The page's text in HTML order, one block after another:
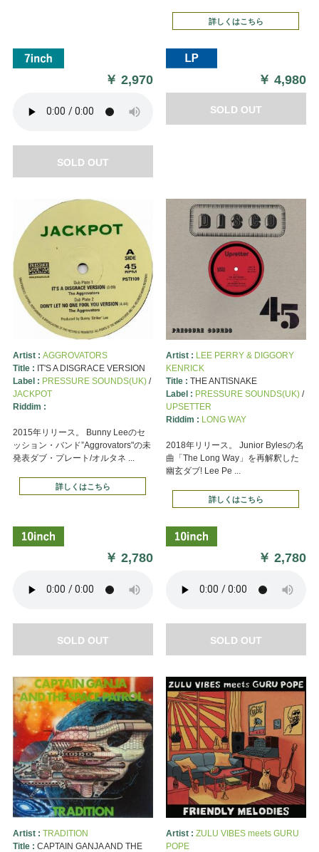
￥2,970
SOLD OUT
詳しくはこちら
￥4,980
SOLD OUT
Artist : AGGROVATORS
Title : IT'S A DISGRACE VERSION
Label : PRESSURE SOUNDS(UK)/
JACKPOT
Riddim :
2015年リリース。 Bunny Leeのセ
ッション・バンド”Aggrovators"の未
発表ダブ・プレート/オルタネ ...
詳しくはこちら
￥2,780
SOLD OUT
Artist : LEE PERRY & DIGGORY
KENRICK
Title : THE ANTISNAKE
Label : PRESSURE SOUNDS(UK)/
UPSETTER
Riddim : LONG WAY
2018年リリース。 Junior Bylesの名
曲「The Long Way」を再解釈した
幽玄ダブ! Lee Pe ...
詳しくはこちら
￥2,780
SOLD OUT
Artist : TRADITION
Title : CAPTAIN GANJA AND THE
Artist : ZULU VIBES meets GURU
POPE